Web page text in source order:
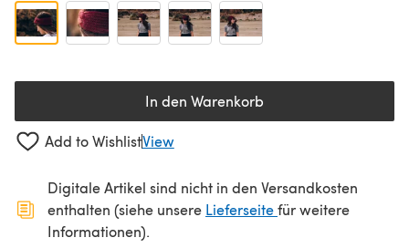
In den Warenkorb
Add to WishlistView
Digitale Artikel sind nicht in den Versandkosten
enthalten (siehe unsere Lieferseite(öffnet sich in
für weitere
Informationen).